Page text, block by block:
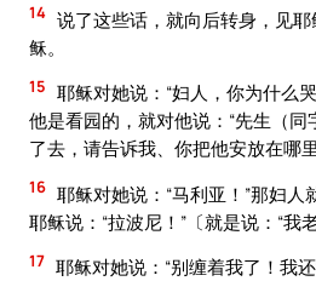
14 说了这些话，就向后转身，见
稣。
15 耶稣对她说：“妇人，你为什么
他是看园的，就对他说：“先生（
了去，请告诉我、你把他安放在哪
16 耶稣对她说：“马利亚！”那妇
耶稣说：“拉波尼！”〔就是说：“我老
17 耶稣对她说：“别缠着我了！我